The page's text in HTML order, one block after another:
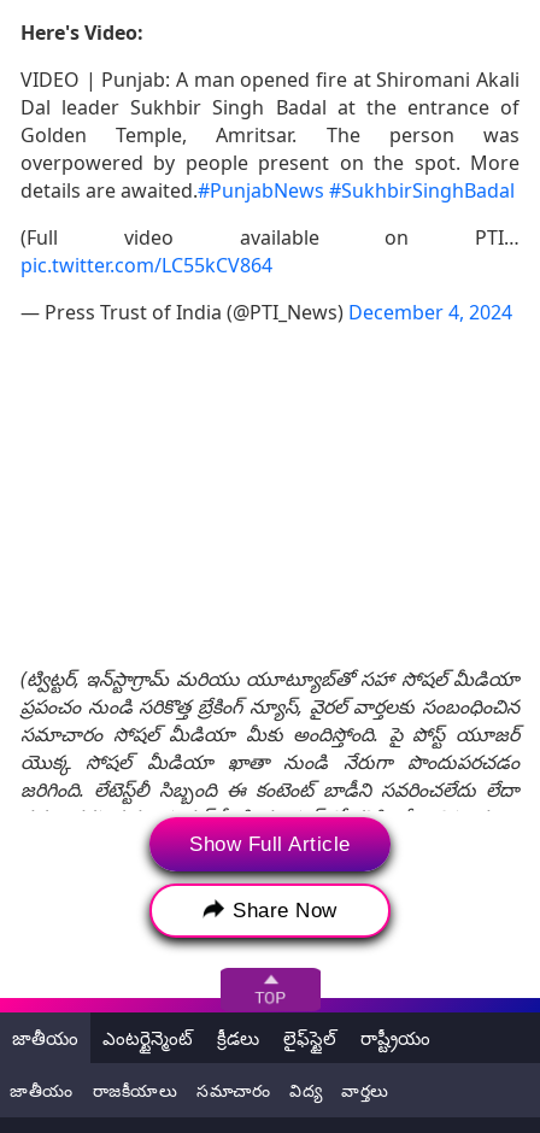
Here's Video:
VIDEO | Punjab: A man opened fire at Shiromani Akali
Dal leader Sukhbir Singh Badal at the entrance of
Golden Temple, Amritsar. The person was
overpowered by people present on the spot. More
details are awaited.#PunjabNews #SukhbirSinghBadal
(Full video available on PTI…
pic.twitter.com/LC55kCV864
— Press Trust of India (@PTI_News) December 4, 2024
(ట్విట్టర్, ఇన్‌స్టాగ్రామ్ మరియు యూట్యూబ్‌తో సహా సోషల్ మీడియా
ప్రపంచం నుండి సరికొత్త బ్రేకింగ్ న్యూస్, వైరల్ వార్తలకు సంబంధించిన
సమాచారం సోషల్ మీడియా మీకు అందిస్తోంది. పై పోస్ట్ యూజర్
యొక్క సోషల్ మీడియా ఖాతా నుండి నేరుగా పొందుపరచడం
జరిగింది. లేటెస్ట్‌లీ సిబ్బంది ఈ కంటెంట్ బాడీని సవరించలేదు లేదా
సవరించకపోవచ్చు. సోషల్ మీడియా పోస్ట్‌లో కనిపించే అభిప్రాయాలు
మరియు వాస్తవాలు లేటెస్ట్‌లీ అభిప్రాయాలను ప్రతిబింబించవు, అలాగే
లేటెస్ట్‌లీ దీనికి ఎటువంటి బాధ్యత వహించదు.)
Amritsar Man shoot
Golden Temple
Shiromani Akali Dal పంజాబ్ అమృత్ సర్‌
స్వర్ణదేవాలయం వద్ద కాల్పులు
Show Full Article
Share Now
జాతీయం ఎంటర్టైన్మెంట్ క్రీడలు లైఫ్‌స్టైల్ రాష్ట్రీయం
జాతీయం రాజకీయాలు సమాచారం విద్య వార్తలు